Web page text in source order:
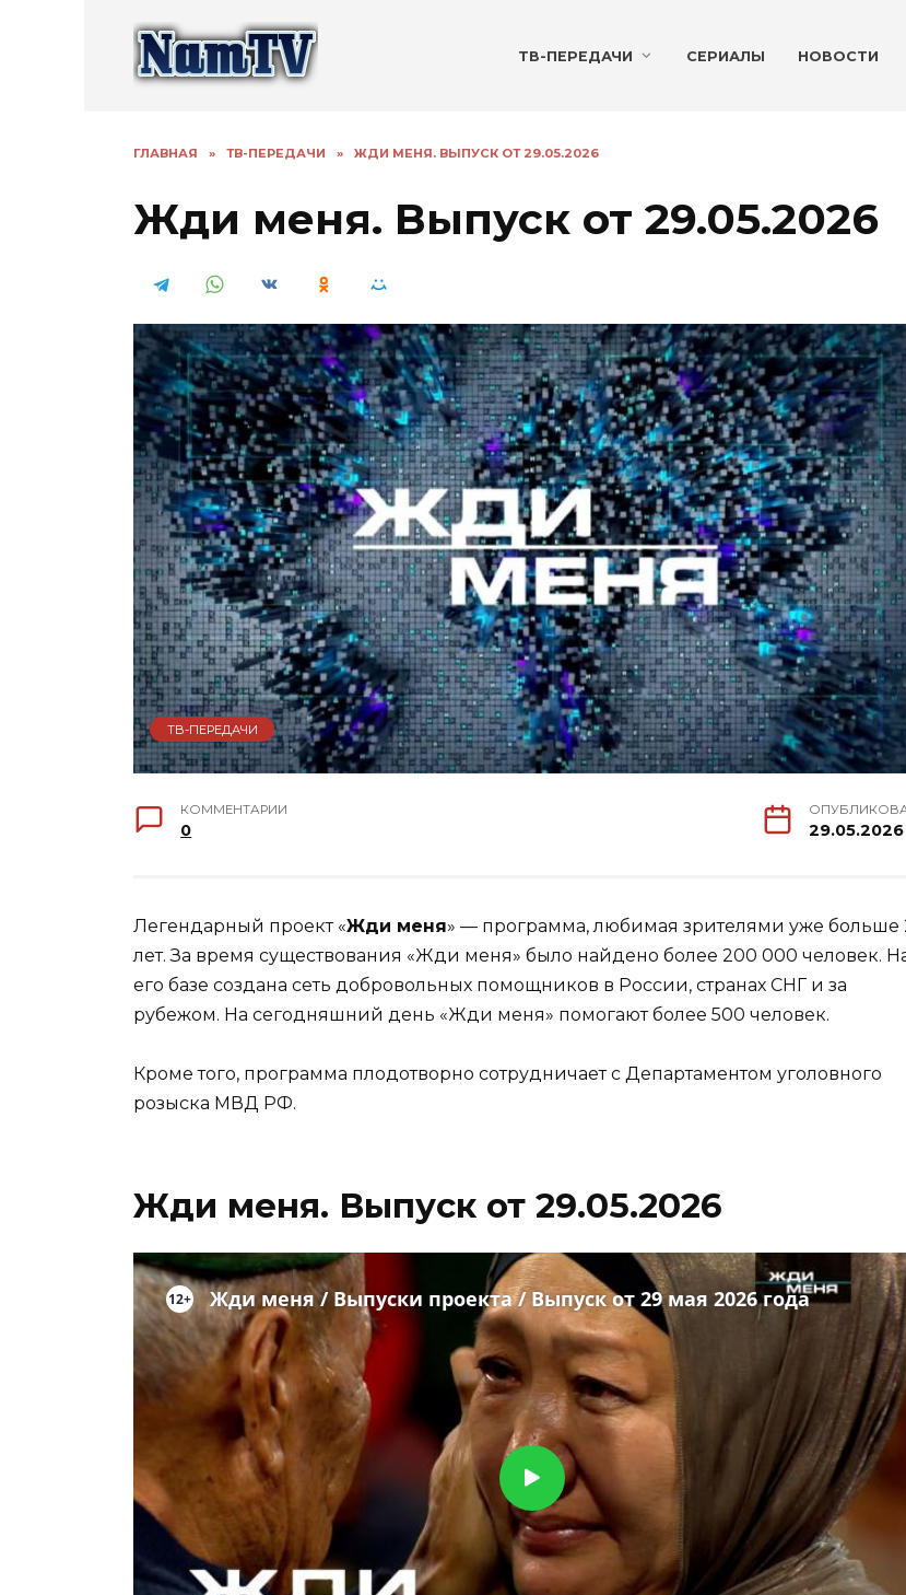
ТВ-ПЕРЕДАЧИ СЕРИАЛЫ НОВОСТИ
ГЛАВНАЯ » ТВ-ПЕРЕДАЧИ » ЖДИ МЕНЯ. ВЫПУСК ОТ 29.05.2026
Жди меня. Выпуск от 29.05.2026
ТВ-ПЕРЕДАЧИ
КОММЕНТАРИИ
0 29.05.2026
Легендарный проект «Жди меня» — программа, любимая зрителями уже больше
лет. За время существования «Жди меня» было найдено более 200 000 человек.
его базе создана сеть добровольных помощников в России, странах СНГ и за
рубежом. На сегодняшний день «Жди меня» помогают более 500 человек.
Кроме того, программа плодотворно сотрудничает с Департаментом уголовного
розыска МВД РФ.
Жди меня. Выпуск от 29.05.2026